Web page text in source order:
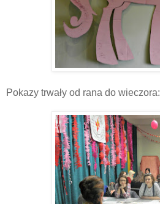
Pokazy trwały od rana do wieczora: